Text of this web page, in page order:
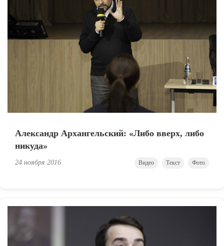
Александр Архангельский: «Либо вверх, либо
никуда»
24 ноября 2016 Видео Текст Фото